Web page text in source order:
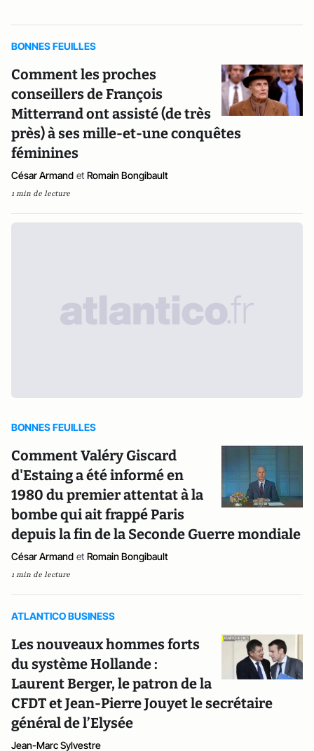
BONNES FEUILLES
Comment les proches
conseillers de François
Mitterrand ont assisté (de très
près) à ses mille-et-une conquêtes
féminines
César Armand et Romain Bongibault
1 min de lecture
BONNES FEUILLES
Comment Valéry Giscard
d'Estaing a été informé en
1980 du premier attentat à la
bombe qui ait frappé Paris
depuis la fin de la Seconde Guerre mondiale
César Armand et Romain Bongibault
1 min de lecture
ATLANTICO BUSINESS
Les nouveaux hommes forts
du système Hollande :
Laurent Berger, le patron de la
CFDT et Jean-Pierre Jouyet le secrétaire
général de l’Elysée
Jean-Marc Sylvestre